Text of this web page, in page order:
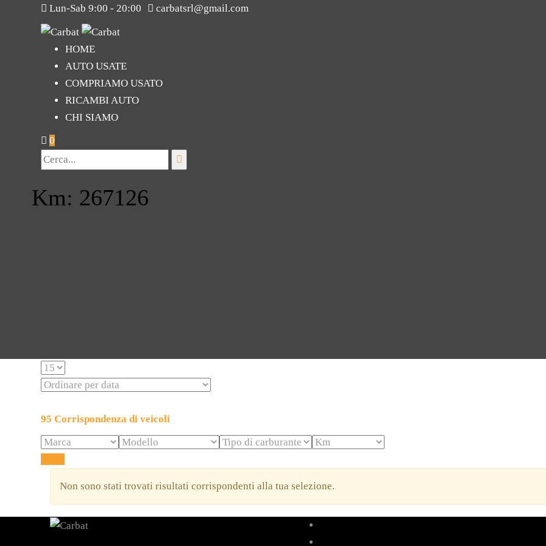
Lun-Sab 9:00 - 20:00 carbatsrl@gmail.com
HOME
AUTO USATE
COMPRIAMO USATO
RICAMBI AUTO
CHI SIAMO
0
Km: 267126
95 Corrispondenza di veicoli
Non sono stati trovati risultati corrispondenti alla tua selezione.